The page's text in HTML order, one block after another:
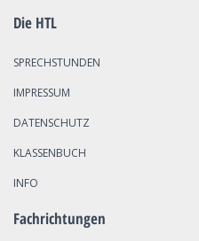
Die HTL
SPRECHSTUNDEN
IMPRESSUM
DATENSCHUTZ
KLASSENBUCH
INFO
Fachrichtungen